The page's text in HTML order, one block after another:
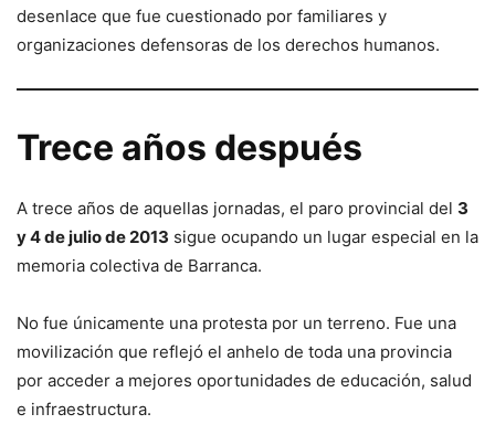
desenlace que fue cuestionado por familiares y
organizaciones defensoras de los derechos humanos.
Trece años después
A trece años de aquellas jornadas, el paro provincial del 3
y 4 de julio de 2013 sigue ocupando un lugar especial en la
memoria colectiva de Barranca.
No fue únicamente una protesta por un terreno. Fue una
movilización que reflejó el anhelo de toda una provincia
por acceder a mejores oportunidades de educación, salud
e infraestructura.